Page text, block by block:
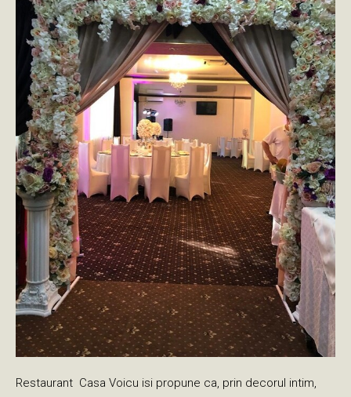
Restaurant Casa Voicu isi propune ca, prin decorul intim,